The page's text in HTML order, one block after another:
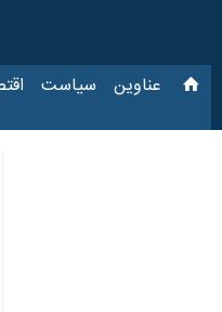
عناوین‌ سیاست اقتصاد